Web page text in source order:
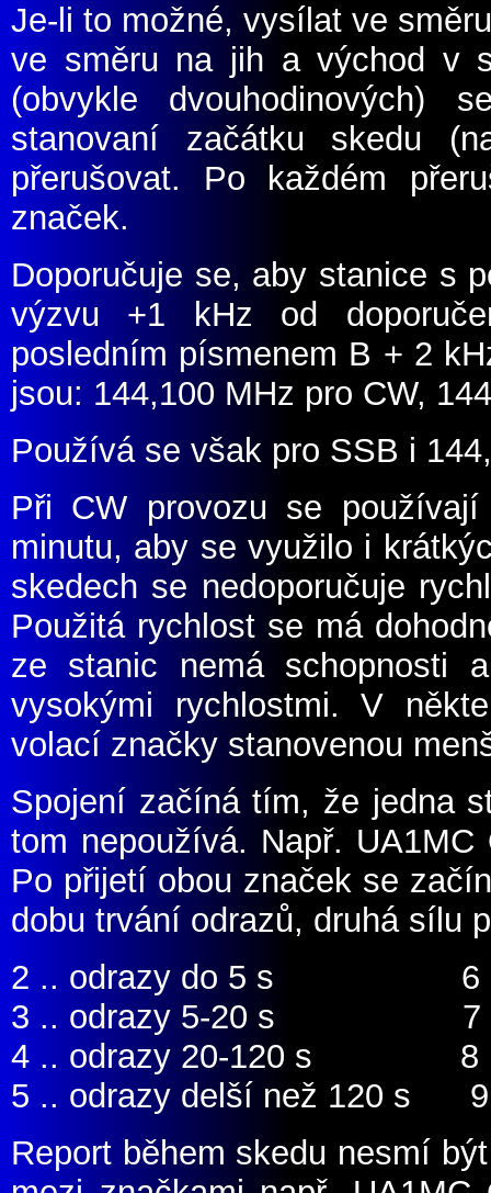
Je-li to možné, vysílat ve
ve směru na jih a východ v
(obvykle dvouhodinových)
stanovaní začátku skedu (
přerušovat. Po každém
značek.
Doporučuje se, aby stanice s
výzvu +1 kHz od
posledním písmenem B + 2
jsou: 144,100 MHz pro CW,
Používá se však pro SSB i
Při CW provozu se
minutu, aby se využilo i
skedech se nedoporučuje
Použitá rychlost se má
ze stanic nemá schopnosti
vysokými rychlostmi. V
volací značky stanovenou
Spojení začíná tím, že jedna
tom nepoužívá. Např.
Po přijetí obou značek se
dobu trvání odrazů, druhá sílu
2 .. odrazy do 5 s 6 ...
3 .. odrazy 5-20 s 7
4 .. odrazy 20-120 s 8
5 .. odrazy delší než 120 s 9
Report během skedu nesmí